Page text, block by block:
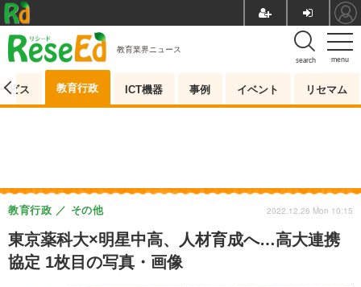
menu
search
教育業界ニュース
ビス 教育行政 ICT機器 事例 イベント リセマム
東京薬科大×明星中高、人材育成へ…高大連携
協定 1枚目の写真・画像
教育行政 その他 2022.12.26 Mon 10:15